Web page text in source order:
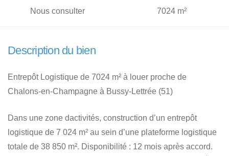
Nous consulter 7024 m²
Description du bien
Entrepôt Logistique de 7024 m² à louer proche de
Chalons-en-Champagne à Bussy-Lettrée (51)
Dans une zone dactivités, construction d’un entrepôt
logistique de 7 024 m² au sein d’une plateforme logistique
totale de 38 850 m². Disponibilité : 12 mois après accord.